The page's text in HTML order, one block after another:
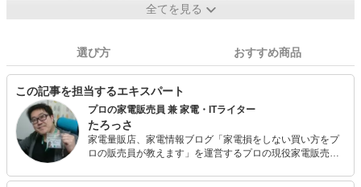
全てを見る
選び方 おすすめ商品
この記事を担当するエキスパート
プロの家電販売員 兼 家電・ITライター
たろっさ
家電量販店、家電情報ブログ「家電損をしない買い方をプ
ロの販売員が教えます」を運営するプロの現役家電販売
ルバイトを経てそのまま家電量販店の道へと進んで15年